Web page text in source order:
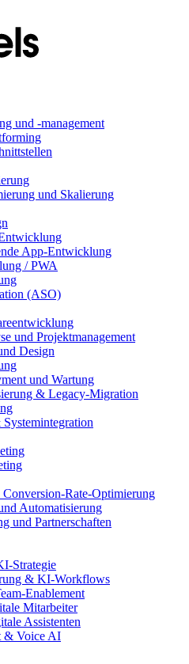
und -management
und Skalierung
App-Entwicklung
/ PWA
(ASO)
und Projektmanagement
Design
und Wartung
& Legacy-Migration
Rate-Optimierung
Automatisierung
und Partnerschaften
Strategie
& KI-Workflows
Enablement
Mitarbeiter
Assistenten
& Voice AI